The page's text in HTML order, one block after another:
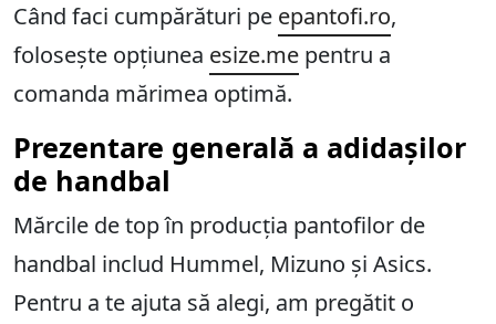
Când faci cumpărături pe epantofi.ro,
folosește opțiunea esize.me pentru a
comanda mărimea optimă.
Prezentare generală a adidașilor
de handbal
Mărcile de top în producția pantofilor de
handbal includ Hummel, Mizuno și Asics.
Pentru a te ajuta să alegi, am pregătit o